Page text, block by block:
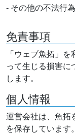
- その他の不法行為
免責事項
「ウェブ魚拓」
って生じる損害に
します。
個人情報
運営会社は、魚拓
を保存しています。